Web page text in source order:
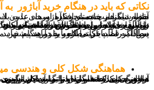
نکاتی که باید در هنگام خرید آباژور به
حتما شما هم چشمتان به آباژورهای بدون استفاده در کنار تختخواب و یا هر نقطه دیگر از خانه به افتاده است، علت بلا استفاده بودن را میتوان در خرید آباژور نامناسب جستجو کرد.
در واقع خرید این محصول در دسته خرید هایی است که در کنار بخشیدن زیبایی به خانه و محیط اتاق خواب باید ویژگی های دیگری چون زاویه نورپردازی، جنس و رنگ آن را داشته باشد. به همان اندازه که خرید آباژور مناسب جلوه زیبای را محیط خانه ما میدهد به همان اندازه نیز خرید نامناسب علاوه بر اتلاف و هدر دادن پولمان می تواند نمای دکوراسیون داخلی خانه ما را دستخوش ناهماهنگی کند.
در ادامه ما به نکاتی که باید در هنگام خرید آباژور به آنها دقت کنیم پرداختیم پس اگر قصد خرید آباژور را دارید پیشنهاد ما این است پیش از انتخاب حتما مطالب را تا پایان مطالعه بفرمایید.
هماهنگی شکل کلی و هندسی میز
اولین چیزی که همواره در نما و دکوراسیون داخلی وسایل خانه به چشم میخورد شکل هندسی اشیا و وسایل تزیینی است این نکته در هنگام خرید آباژور حتی در مقایسه با رنگ آن در اولویت است.به عنوان مثال یک هماهنگی به لحاظ گرد و یا مستطیلی بودن میز،